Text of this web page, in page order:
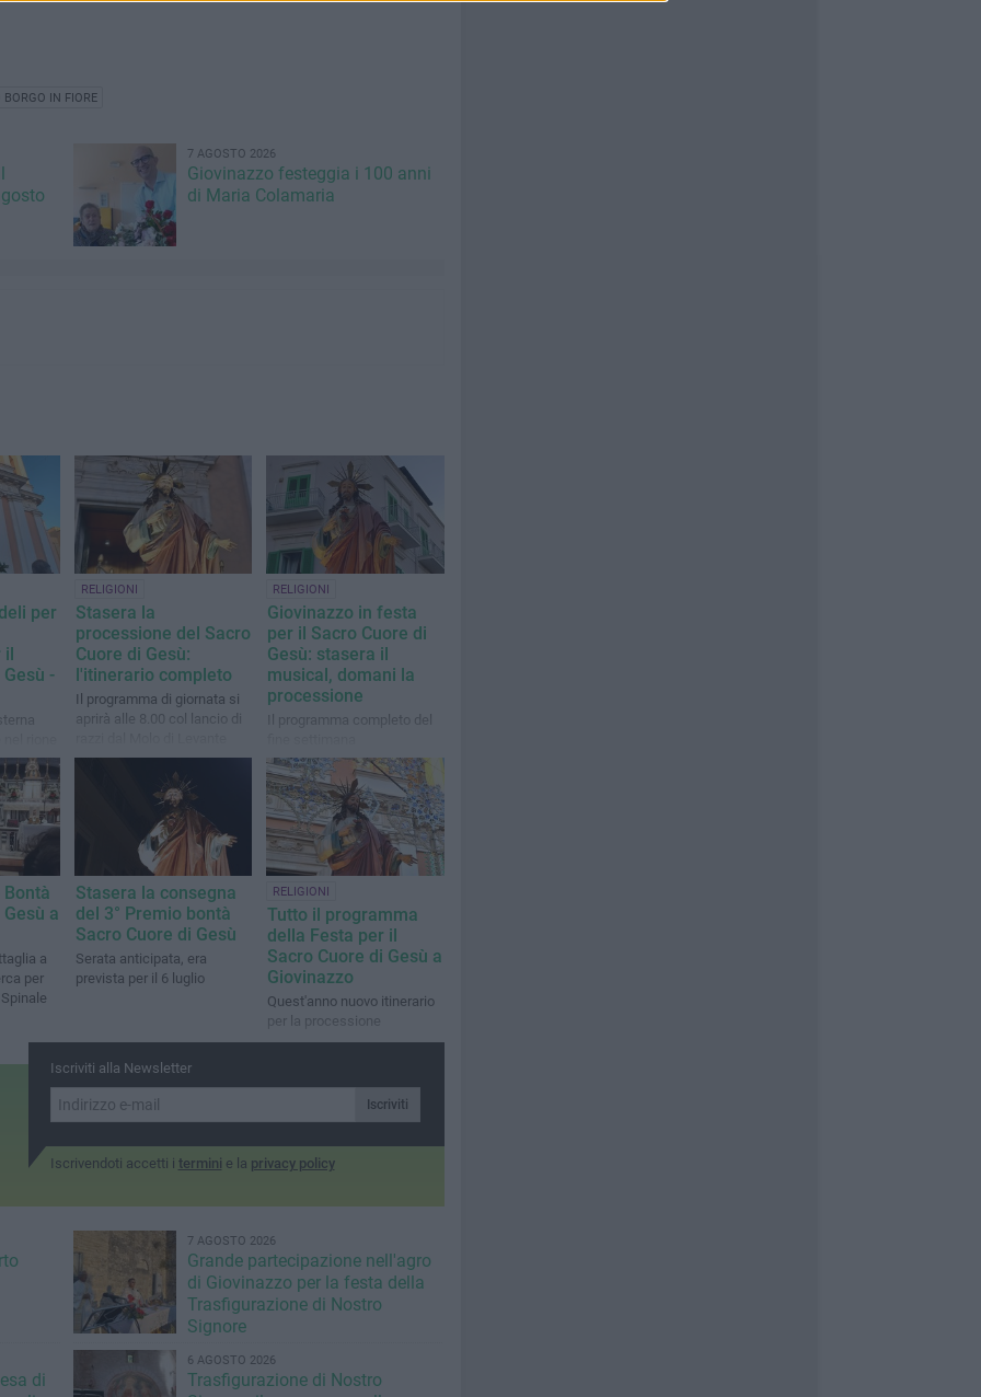
IN FIORE
7 AGOSTO 2026
Giovinazzo festeggia i 100 anni
di Maria Colamaria
per
il
-
rione
RELIGIONI
Stasera la
processione del Sacro
Cuore di Gesù:
l'itinerario completo
Il programma di giornata si
aprirà alle 8.00 col lancio di
RELIGIONI
Giovinazzo in festa
per il Sacro Cuore di
Gesù: stasera il
musical, domani la
processione
Il programma completo del
a
a
per
Stasera la consegna
del 3° Premio bontà
Sacro Cuore di Gesù
Serata anticipata, era
prevista per il 6 luglio
RELIGIONI
Tutto il programma
della Festa per il
Sacro Cuore di Gesù a
Giovinazzo
Quest'anno nuovo itinerario
per la processione
Iscriviti alla Newsletter
Iscriviti
Iscrivendoti accetti i termini e la privacy policy
7 AGOSTO 2026
Grande partecipazione nell'agro
di Giovinazzo per la festa della
Trasfigurazione di Nostro
Signore
di
6 AGOSTO 2026
Trasfigurazione di Nostro